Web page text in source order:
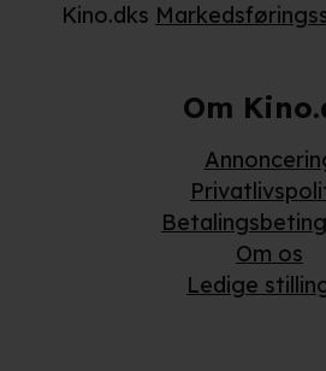
Kino.dks
Om
Om os
Ledige